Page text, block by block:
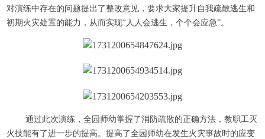
对演练中存在的问题提出了整改意见，要求大家提升自我疏散逃生和
初期火灾处置的能力，从而实现“人人会逃生，个个会应急”。
通过此次演练，全园师幼掌握了消防疏散的正确方法，教职工灭
火技能有了进一步的提高。提高了全园师幼在发生火灾事故时的应变